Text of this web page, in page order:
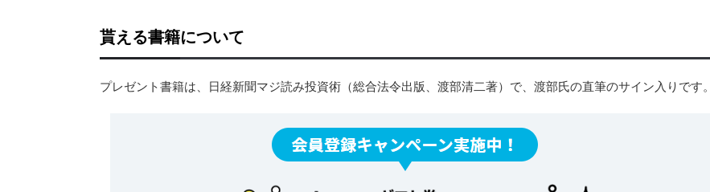
貰える書籍について
プレゼント書籍は、日経新聞マジ読み投資術（総合法令出版、渡部清二著）で、渡部氏の直筆のサイン入りです。